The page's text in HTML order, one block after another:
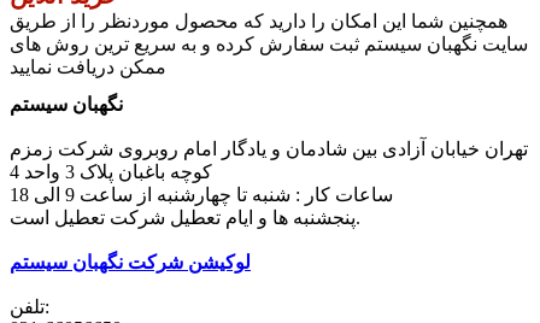
همچنین شما این امکان را دارید که محصول موردنظر را از طریق
سایت نگهبان سیستم ثبت سفارش کرده و به سریع ترین روش های
ممکن دریافت نمایید
نگهبان سیستم
تهران خیابان آزادی بین شادمان و یادگار امام روبروی شرکت زمزم
کوچه باغبان پلاک 3 واحد 4
پنجشنبه ها و ایام تعطیل شرکت تعطیل است.
لوکیشن شرکت نگهبان سیستم
تلفن: